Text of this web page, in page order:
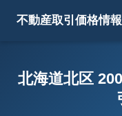
不動産取引価格情
北海道北区